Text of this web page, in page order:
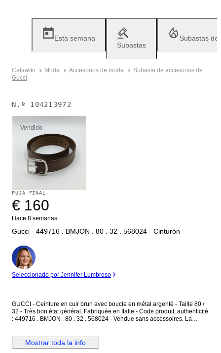
Esta semana
Subastas
Subastas
Catawiki Moda Accesorios de moda
Subasta de accesorios de
Gucci
N.º 104213972
Vendido
PUJA FINAL
€ 160
Hace 8 semanas
Gucci - 449716 . BMJON . 80 . 32 . 568024 - Cinturón
Experto
Seleccionado por Jennifer Lumbroso
GUCCI - Ceinture en cuir brun avec boucle en métal argenté - Taille 80 /
32 - Très bon état général. Fabriquée en Italie - Code produit, authenticité
: 449716 . BMJON . 80 . 32 . 568024 - Vendue sans accessoires. La
avec l'inscription "Gucci" gravée. Dimensions : Longueur totale 95 cm -
Largeur du cuir 4 cm - Boucle en métal argenté : 5,3 cm x 6,5 cm. La
Mostrar toda la info